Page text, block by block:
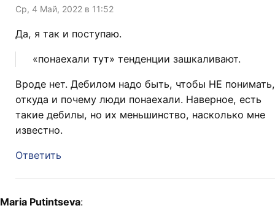
Ср, 4 Май, 2022 в 11:52
Да, я так и поступаю.
«понаехали тут» тенденции зашкаливают.
Вроде нет. Дебилом надо быть, чтобы НЕ понимать,
откуда и почему люди понаехали. Наверное, есть
такие дебилы, но их меньшинство, насколько мне
известно.
Ответить
Maria Putintseva: